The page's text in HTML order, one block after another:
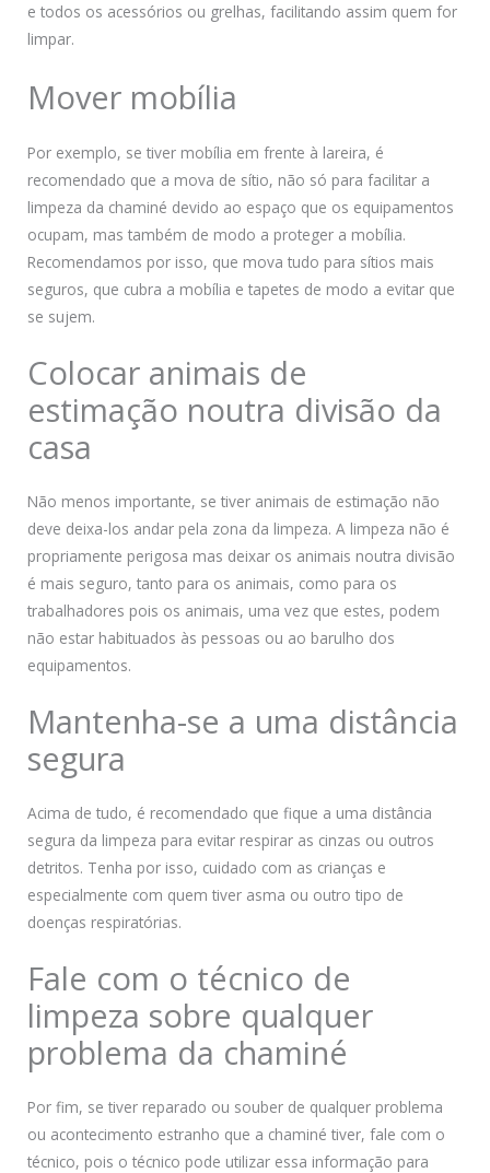
e todos os acessórios ou grelhas, facilitando assim quem for
limpar.
Mover mobília
Por exemplo, se tiver mobília em frente à lareira, é
recomendado que a mova de sítio, não só para facilitar a
limpeza da chaminé devido ao espaço que os equipamentos
ocupam, mas também de modo a proteger a mobília.
Recomendamos por isso, que mova tudo para sítios mais
seguros, que cubra a mobília e tapetes de modo a evitar que
se sujem.
Colocar animais de
estimação noutra divisão da
casa
Não menos importante, se tiver animais de estimação não
deve deixa-los andar pela zona da limpeza. A limpeza não é
propriamente perigosa mas deixar os animais noutra divisão
é mais seguro, tanto para os animais, como para os
trabalhadores pois os animais, uma vez que estes, podem
não estar habituados às pessoas ou ao barulho dos
equipamentos.
Mantenha-se a uma distância
segura
Acima de tudo, é recomendado que fique a uma distância
segura da limpeza para evitar respirar as cinzas ou outros
detritos. Tenha por isso, cuidado com as crianças e
especialmente com quem tiver asma ou outro tipo de
doenças respiratórias.
Fale com o técnico de
limpeza sobre qualquer
problema da chaminé
Por fim, se tiver reparado ou souber de qualquer problema
ou acontecimento estranho que a chaminé tiver, fale com o
técnico, pois o técnico pode utilizar essa informação para